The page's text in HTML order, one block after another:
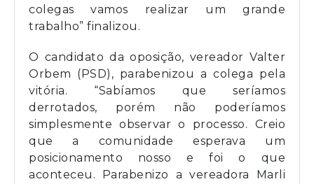
colegas vamos realizar um grande
trabalho” finalizou.
O candidato da oposição, vereador Valter
Orbem (PSD), parabenizou a colega pela
vitória. “Sabíamos que seríamos
derrotados, porém não poderíamos
simplesmente observar o processo. Creio
que a comunidade esperava um
posicionamento nosso e foi o que
aconteceu. Parabenizo a vereadora Marli